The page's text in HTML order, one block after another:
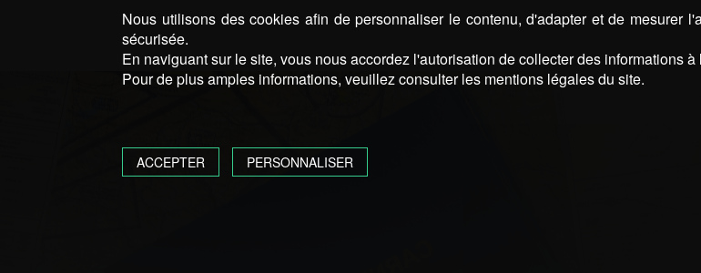
Nous utilisons des cookies afin de personnaliser le contenu, d'adapter et de mesurer
sécurisée.
En naviguant sur le site, vous nous accordez l'autorisation de collecter des informations
Pour de plus amples informations, veuillez consulter les mentions légales du site.
ACCEPTER PERSONNALISER